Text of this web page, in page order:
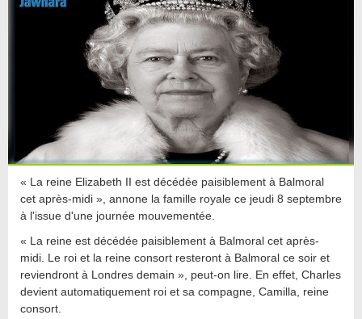
« La reine Elizabeth II est décédée paisiblement à Balmoral
cet après-midi », annone la famille royale ce jeudi 8 septembre
à l'issue d'une journée mouvementée.
« La reine est décédée paisiblement à Balmoral cet après-
midi. Le roi et la reine consort resteront à Balmoral ce soir et
reviendront à Londres demain », peut-on lire. En effet, Charles
devient automatiquement roi et sa compagne, Camilla, reine
consort.